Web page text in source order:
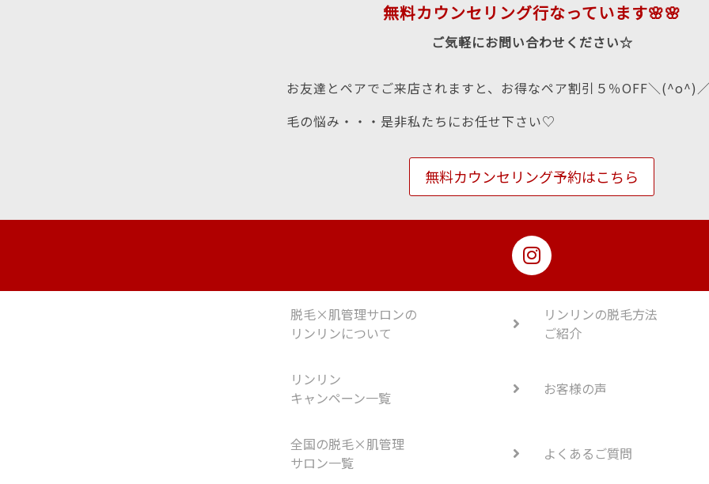
無料カウンセリング行なっています🌸🌸
ご気軽にお問い合わせください☆
お友達とペアでご来店されますと、お得なペア割引５％OFF＼(^o^)
毛の悩み・・・是非私たちにお任せ下さい♡
無料カウンセリング予約はこちら
脱毛×肌管理サロンの
リンリンについて
リンリンの脱毛方法
ご紹介
リンリン
キャンペーン一覧
お客様の声
全国の脱毛×肌管理
サロン一覧
よくあるご質問